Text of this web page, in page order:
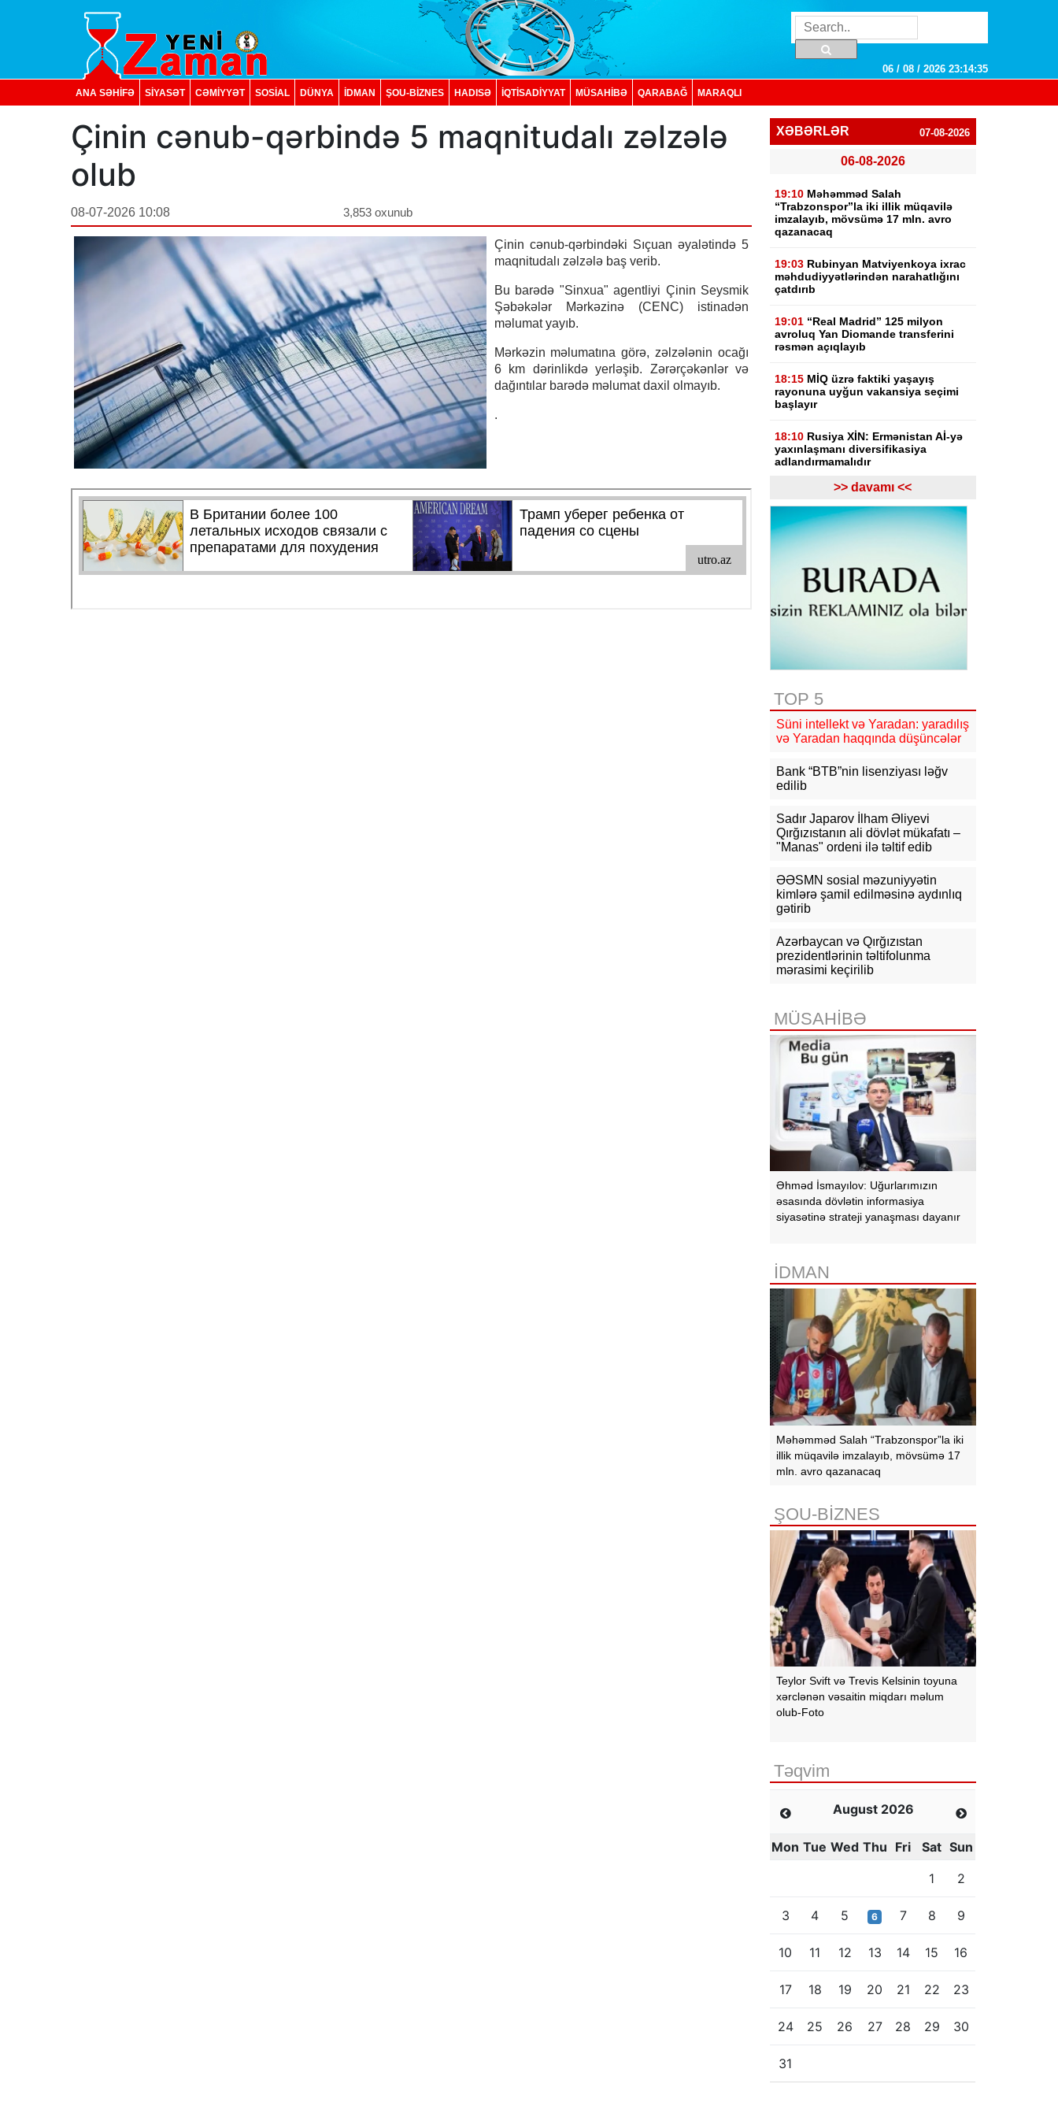
06 / 08 / 2026 23:14:36
ANA SƏHİFƏ SİYASƏT CƏMİYYƏT SOSIAL DÜNYA İDMAN ŞOU-BİZNES HADISƏ İQTISADIYYAT MÜSAHİBƏ QARABAĞ MARAQLI
Çinin cənub-qərbində 5 maqnitudalı zəlzələ
olub
08-07-2026 10:08 3,853 oxunub
Çinin cənub-qərbindəki Sıçuan əyalətində 5
maqnitudalı zəlzələ baş verib.
Bu barədə "Sinxua" agentliyi Çinin Seysmik
Şəbəkələr Mərkəzinə (CENC) istinadən
məlumat yayıb.
Mərkəzin məlumatına görə, zəlzələnin ocağı
6 km dərinlikdə yerləşib. Zərərçəkənlər və
dağıntılar barədə məlumat daxil olmayıb.
.
XƏBƏRLƏR 07-08-2026
06-08-2026
19:10 Məhəmməd Salah
“Trabzonspor”la iki illik müqavilə
imzalayıb, mövsümə 17 mln. avro
qazanacaq
19:03 Rubinyan Matviyenkoya ixrac
məhdudiyyətlərindən narahatlığını
çatdırıb
19:01 “Real Madrid” 125 milyon
avroluq Yan Diomande transferini
rəsmən açıqlayıb
18:15 MİQ üzrə faktiki yaşayış
rayonuna uyğun vakansiya seçimi
başlayır
18:10 Rusiya XİN: Ermənistan Aİ-yə
yaxınlaşmanı diversifikasiya
adlandırmamalıdır
Rasim İldırımzadə, Zaur
Mirzəzadə və Qoşqar Məmmədovun
apellyasiya şikayəti üzrə məhkəmə
başlayıb
azərbaycanlı sürücülərin gömrükdə
saxlanılması məsələsini araşdırır
çırpılıb, ölən və xəsarət alanlar var -
FOTO
16:31 Bu il dövlət büdcəsinə 11,5
mlrd. manata yaxın vergi daxil olub
16:04
Tramp zəng etdi - Pentaqonda
təcili iclas təyin olundu
15:53 Ceyhun Bayramov: Rusiya və
Ukrayna arasındakı hərbi
əməliyyatlar ən qısa zamanda
15:41 İranda “Mossad”la əlaqəli 20-
dən çox şəxsin saxlanıldığı bildirilir
15:26 Kiyevdə Azərbaycan və
Ukrayna xarici işlər nazirlərinin
görüşü olub
Azərbaycan Xalq Cümhuriyyətinin
diplomatik irsinə aid arxiv sənədləri
ilə tanış olub
>> davamı <<
TOP 5
Süni intellekt və Yaradan: yaradılış
və Yaradan haqqında düşüncələr
Bank “BTB”nin lisenziyası ləğv
edilib
Sadır Japarov İlham Əliyevi
Qırğızıstanın ali dövlət mükafatı –
"Manas" ordeni ilə təltif edib
ƏƏSMN sosial məzuniyyətin
kimlərə şamil edilməsinə aydınlıq
gətirib
Azərbaycan və Qırğızıstan
prezidentlərinin təltifolunma
mərasimi keçirilib
MÜSAHİBƏ
Əhməd İsmayılov: Uğurlarımızın
əsasında dövlətin informasiya
siyasətinə strateji yanaşması dayanır
İDMAN
Məhəmməd Salah “Trabzonspor”la iki
illik müqavilə imzalayıb, mövsümə 17
mln. avro qazanacaq
ŞOU-BİZNES
Teylor Svift və Trevis Kelsinin toyuna
xərclənən vəsaitin miqdarı məlum
olub-Foto
Təqvim
August 2026
Mon Tue Wed Thu Fri Sat Sun
1
2
3 4 5 6 7 8 9
10 11 12 13 14 15 16
17 18 19 20 21 22 23
24 25 26 27 28 29 30
31